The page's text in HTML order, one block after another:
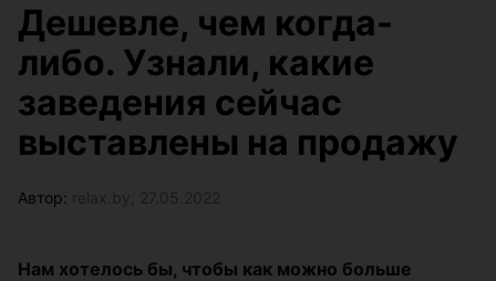
Дешевле, чем когда-
либо. Узнали, какие
заведения сейчас
выставлены на продажу
Автор:
Нам хотелось бы, чтобы как можно больше